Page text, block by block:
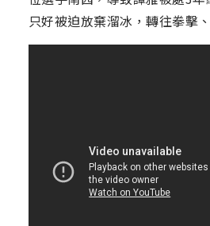
只好被迫放棄溜冰，轉往拳擊